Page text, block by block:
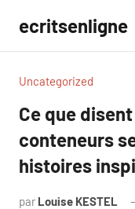
contenu
ecritsenligne
Uncategorized
Ce que
conteneurs
histoires
par Louise KESTEL